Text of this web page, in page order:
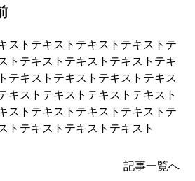
ストテキストテキストテキストテ
トテキストテキストテキストテキ
テキストテキストテキストテキス
キストテキストテキストテキスト
ストテキストテキストテキストテ
トテキストテキストテキスト
記事一覧へ